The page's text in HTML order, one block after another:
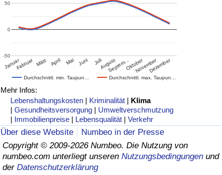
Durchschnittl. min. Taupun… Durchschnittl. max. Taupun…
JanuarFebruar März April Mai Juni JuliAugustSeptem…OktoberNovemberDezember
-50
0
50
Mehr Infos:
Lebenshaltungskosten | Kriminalität | Klima
|Gesundheitsversorgung | Umweltverschmutzung
| Immobilienpreise | Lebensqualität |Verkehr
Über diese Website
Numbeo in der Presse
Copyright © 2009-2026 Numbeo. Die Nutzung von
numbeo.com unterliegt unseren Nutzungsbedingungen und
der Datenschutzerklärung